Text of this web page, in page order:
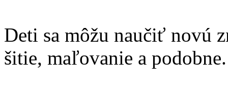
Deti sa môžu naučiť novú
šitie, maľovanie a podobne.